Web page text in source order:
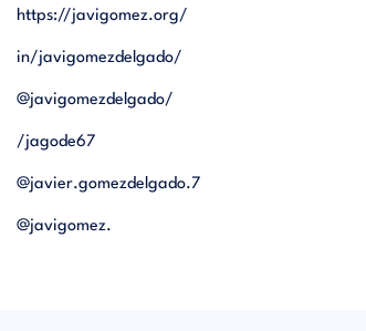
https://javigomez.org/
in/javigomezdelgado/
@javigomezdelgado/
/jagode67
@javier.gomezdelgado.7
@javigomez.